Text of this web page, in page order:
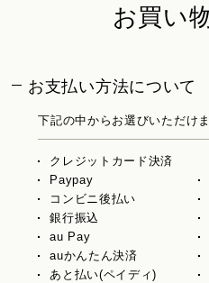
お買い
お支払い方法について
下記の中からお選びいただけま
クレジットカード決済
Paypay
コンビニ後払い
銀行振込
au Pay
auかんたん決済
あと払い(ペイディ)